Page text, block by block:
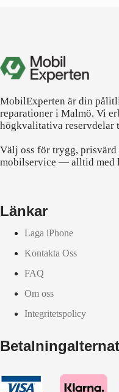
MobilExperten är din
reparationer i Malmö. Vi
högkvalitativa reservdelar
Välj oss för trygg,
mobilservice — alltid med
Länkar
Laga iPhone
Kontakta Oss
FAQ
Om oss
Integritetspolicy